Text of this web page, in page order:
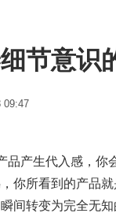
节意识
09:47
产生代入感，你
你所看到的产品
间转变为完全无